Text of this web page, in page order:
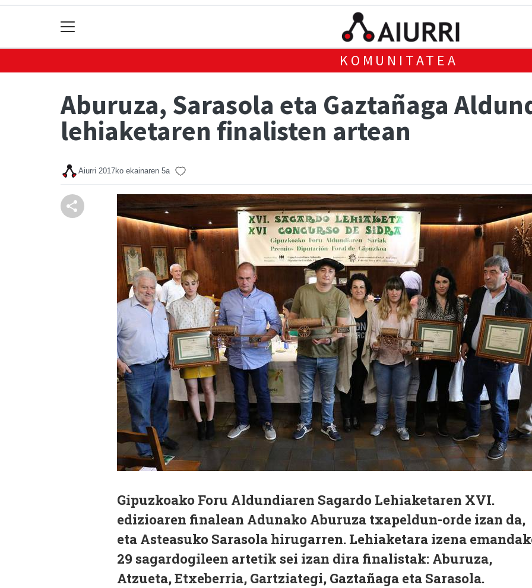
KOMUNITATEA
Aburuza, Sarasola eta Gaztañaga
lehiaketaren finalisten artean
Aiurri 2017ko ekainaren 5a
Gipuzkoako Foru Aldundiaren Sagardo Lehiaketaren XVI.
edizioaren finalean Adunako Aburuza txapeldun-orde izan da,
eta Asteasuko Sarasola hirugarren. Lehiaketara izena
29 sagardogileen artetik sei izan dira finalistak: Aburuza,
Atzueta, Etxeberria, Gartziategi, Gaztañaga eta Sarasola.